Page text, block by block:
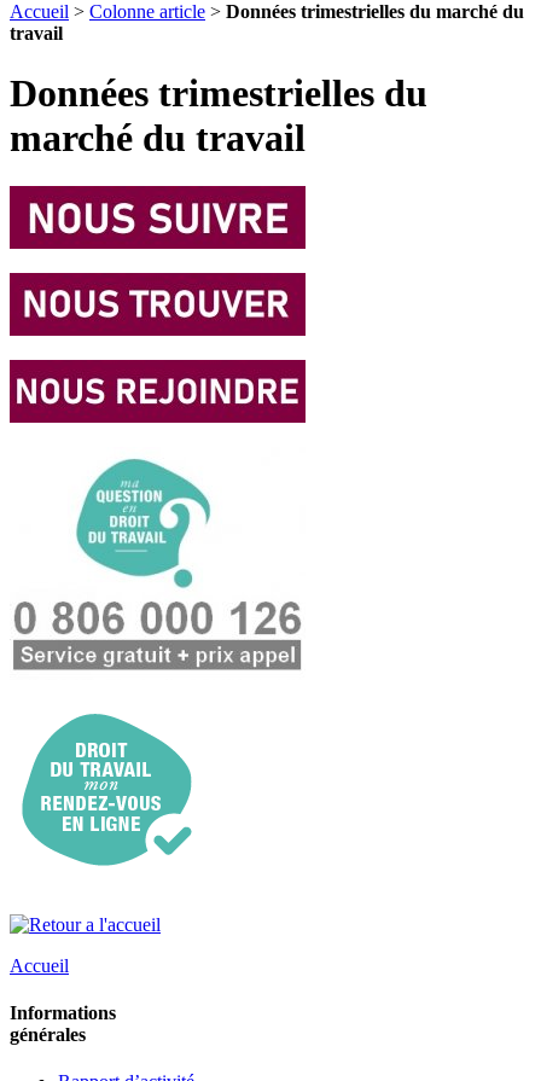
Accueil > Colonne article > Données trimestrielles du marché du
travail
Données trimestrielles du
marché du travail
Accueil
Informations
générales